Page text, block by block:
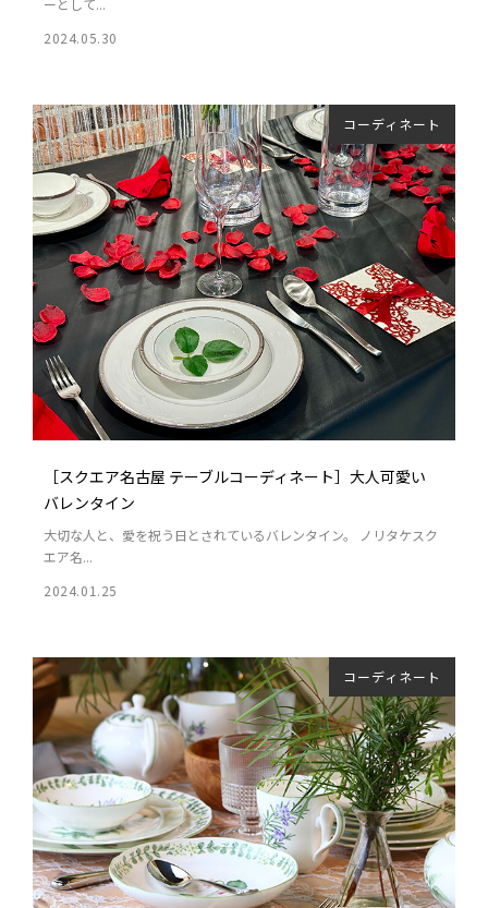
2024.05.30
コーディネート
［スクエア名古屋 テーブルコーディネート］大人可愛い
バレンタイン
大切な人と、愛を祝う日とされているバレンタイン。 ノリタケスク
エア名...
2024.01.25
コーディネート